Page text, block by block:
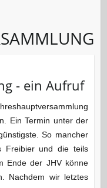
- ein Aufruf
Ein Termin unter der
So mancher
Freibier und die teils
Ende der JHV könne
Nachdem wir letztes